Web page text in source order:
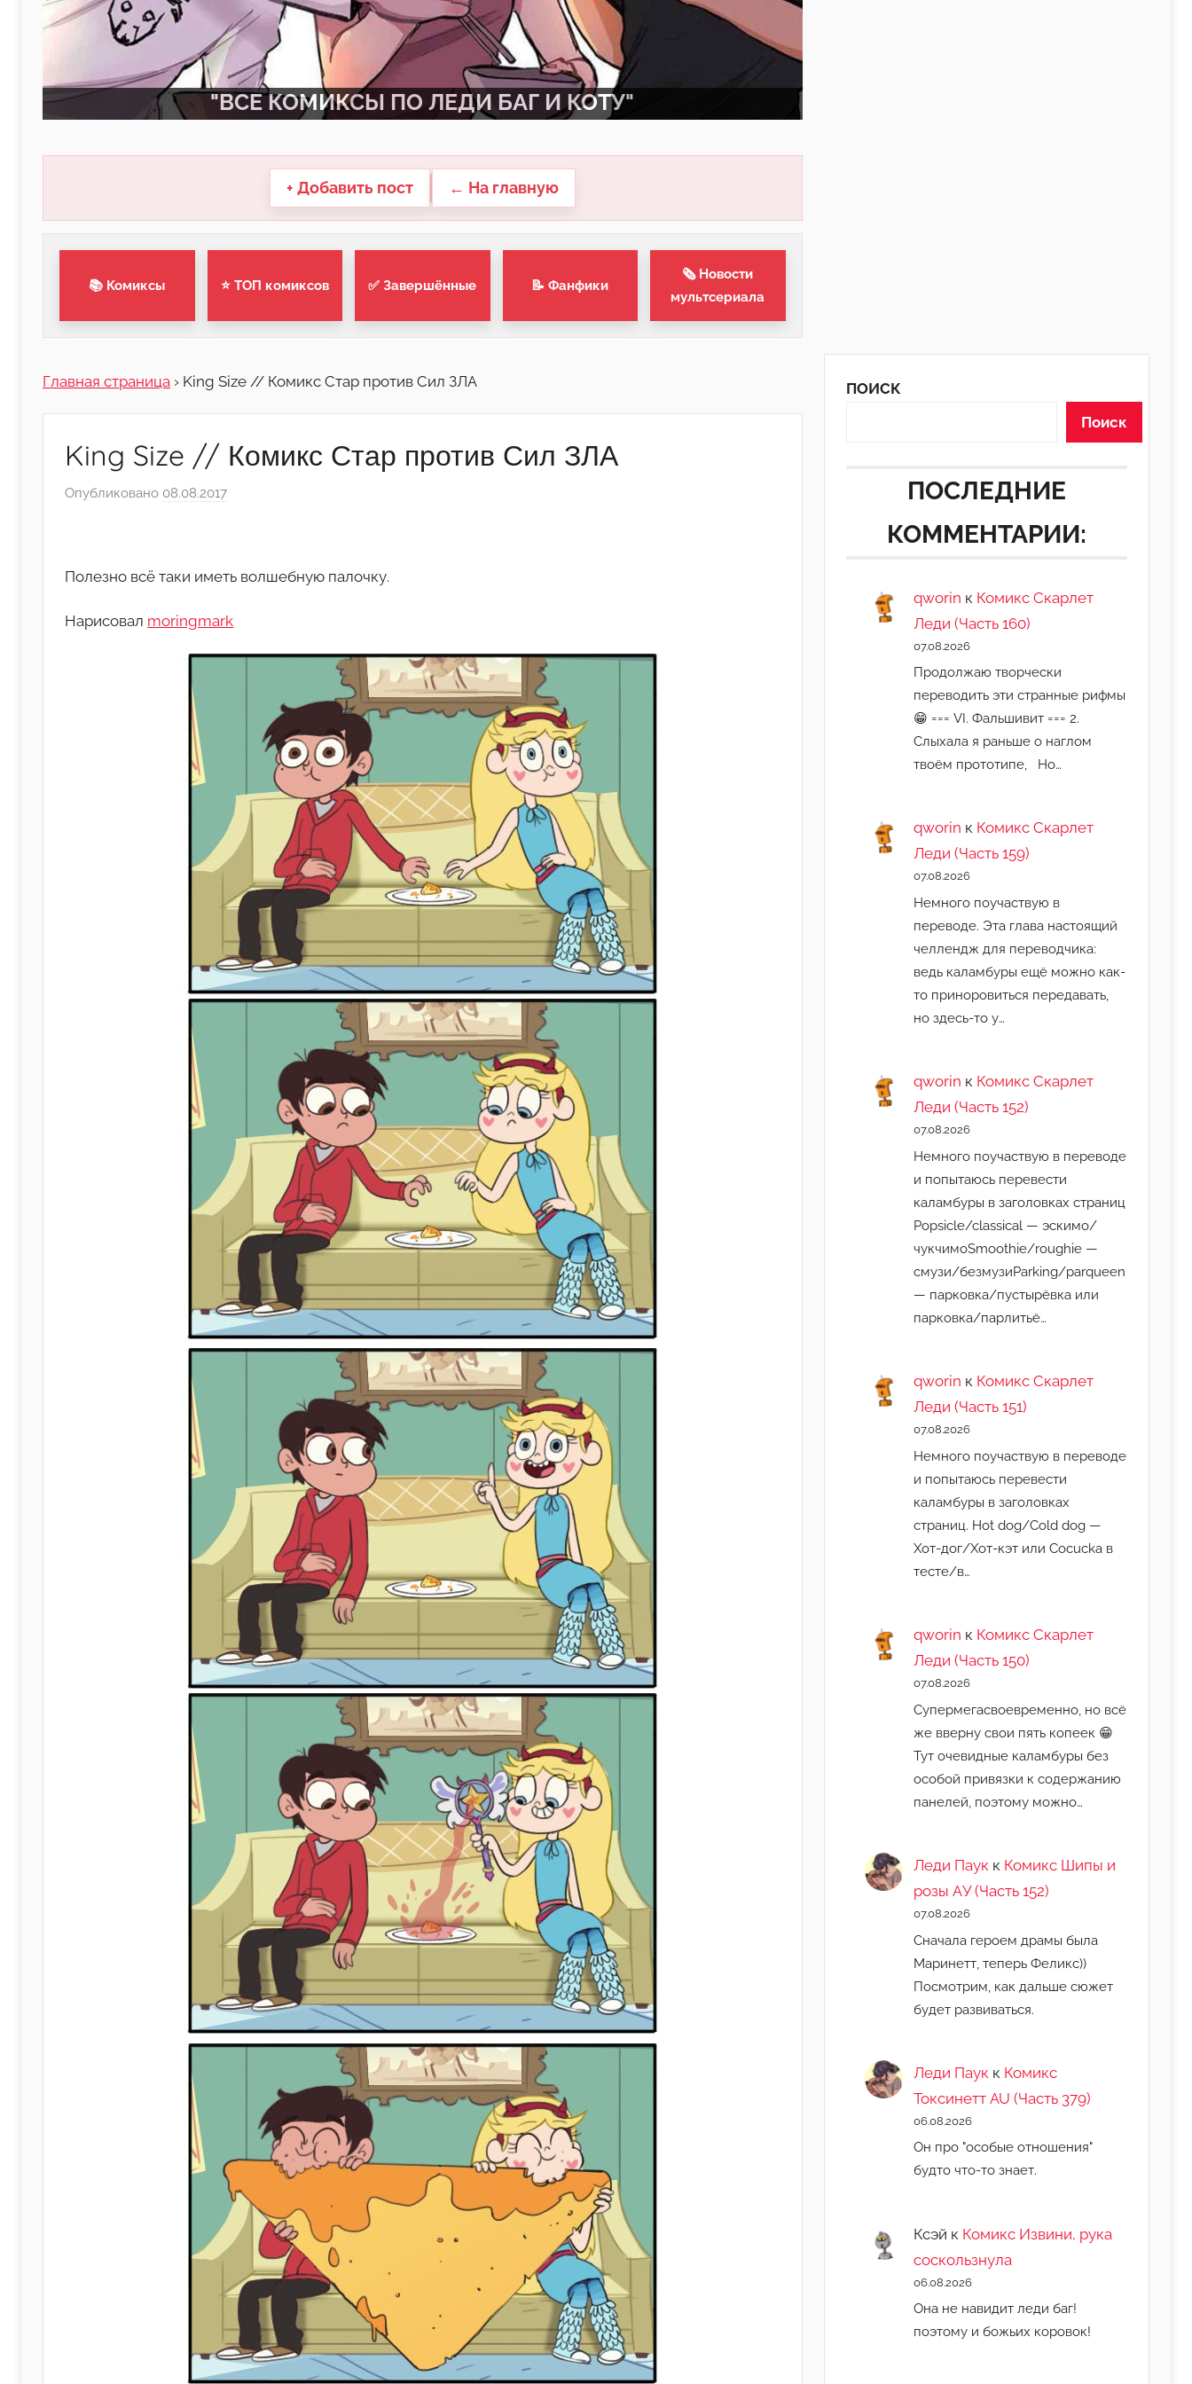
"ВСЕ КОМИКСЫ ПО ЛЕДИ БАГ И КОТУ"
+ Добавить пост ← На главную
📚 Комиксы ⭐ ТОП комиксов ✅ Завершённые 📝 Фанфики
🗞 Новости
мультсериала
Главная страница › King Size // Комикс Стар против Сил ЗЛА
King Size // Комикс Стар против Сил ЗЛА
Опубликовано 08.08.2017
р
м
А
Полезно всё таки иметь волшебную палочку.
Нарисовал moringmark
ПОИСК
Поиск
ПОСЛЕДНИЕ
КОММЕНТАРИИ:
qworin к Комикс Скарлет
Леди (Часть 160)
07.08.2026
Продолжаю творчески
переводить эти странные рифмы
😁 === VI. Фальшивит === 2.
Слыхала я раньше о наглом
твоём прототипе, Но…
qworin к Комикс Скарлет
Леди (Часть 159)
07.08.2026
Немного поучаствую в
переводе. Эта глава настоящий
челлендж для переводчика:
ведь каламбуры ещё можно как-
то приноровиться передавать,
но здесь-то у…
qworin к Комикс Скарлет
Леди (Часть 152)
07.08.2026
Немного поучаствую в переводе
и попытаюсь перевести
каламбуры в заголовках страниц
Popsicle/classical — эскимо/
чукчимоSmoothie/roughie —
смузи/безмузиParking/parqueen
— парковка/пустырёвка или
парковка/парлитьё…
qworin к Комикс Скарлет
Леди (Часть 151)
07.08.2026
Немного поучаствую в переводе
и попытаюсь перевести
каламбуры в заголовках
страниц. Hot dog/Cold dog —
Хот-дог/Хот-кэт или Cocucka в
тесте/в…
qworin к Комикс Скарлет
Леди (Часть 150)
07.08.2026
Супермегасвоевременно, но всё
же вверну свои пять копеек 😁
Тут очевидные каламбуры без
особой привязки к содержанию
панелей, поэтому можно…
Леди Паук к Комикс Шипы и
розы АУ (Часть 152)
07.08.2026
Сначала героем драмы была
Маринетт, теперь Феликс))
Посмотрим, как дальше сюжет
будет развиваться.
Леди Паук к Комикс
Токсинетт AU (Часть 379)
06.08.2026
Он про "особые отношения"
будто что-то знает.
Ксэй к Комикс Извини, рука
соскользнула
06.08.2026
Она не навидит леди баг!
поэтому и божьих коровок!